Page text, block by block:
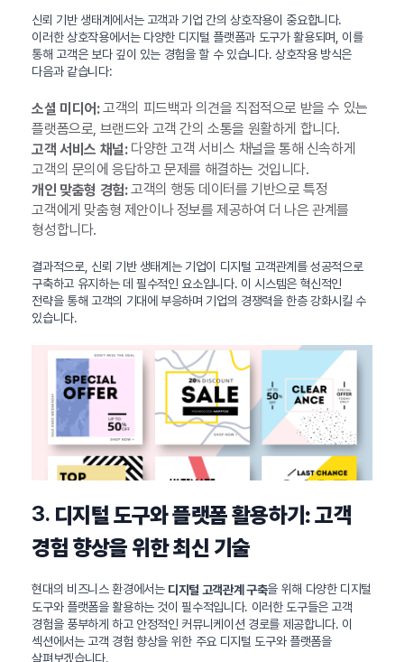
신뢰 기반 생태계에서는 고객과 기업 간의 상호작용이 중요합니다.
이러한 상호작용에서는 다양한 디지털 플랫폼과 도구가 활용되며, 이를
통해 고객은 보다 깊이 있는 경험을 할 수 있습니다. 상호작용 방식은
다음과 같습니다:
소셜 미디어:고객의 피드백과 의견을 직접적으로 받을 수 있는
플랫폼으로, 브랜드와 고객 간의 소통을 원활하게 합니다.
고객 서비스 채널:다양한 고객 서비스 채널을 통해 신속하게
고객의 문의에 응답하고 문제를 해결하는 것입니다.
개인 맞춤형 경험:고객의 행동 데이터를 기반으로 특정
고객에게 맞춤형 제안이나 정보를 제공하여 더 나은 관계를
형성합니다.
결과적으로, 신뢰 기반 생태계는 기업이 디지털 고객관계를 성공적으로
구축하고 유지하는 데 필수적인 요소입니다. 이 시스템은 혁신적인
전략을 통해 고객의 기대에 부응하며 기업의 경쟁력을 한층 강화시킬 수
있습니다.
3. 디지털 도구와 플랫폼 활용하기: 고객
경험 향상을 위한 최신 기술
현대의 비즈니스 환경에서는 디지털 고객관계 구축을 위해 다양한 디지털
도구와 플랫폼을 활용하는 것이 필수적입니다. 이러한 도구들은 고객
경험을 풍부하게 하고 안정적인 커뮤니케이션 경로를 제공합니다. 이
섹션에서는 고객 경험 향상을 위한 주요 디지털 도구와 플랫폼을
살펴보겠습니다.